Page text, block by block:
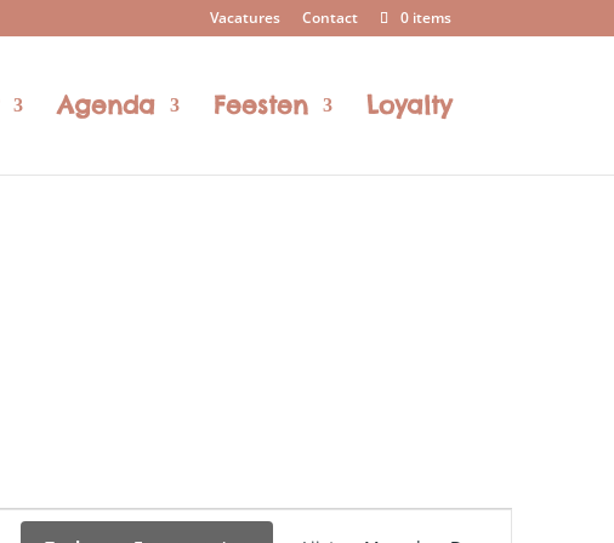
Vacatures Contact 0 items
Agenda Feesten Loyalty
Evenement